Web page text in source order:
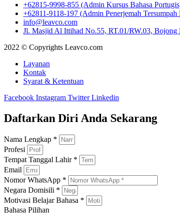
+62815-9998-855 (Admin Kursus Bahasa
+62811-9118-197 (Admin Penerjemah Tersumpah
info@leavco.com
Jl. Masjid Al Ittihad No.55, RT.01/RW.03,
2022 © Copyrights Leavco.com
Layanan
Kontak
Syarat & Ketentuan
Facebook Instagram Twitter Linkedin
Daftarkan Diri Anda Sekarang
Nama Lengkap *
Profesi
Tempat Tanggal Lahir *
Email
Nomor WhatsApp *
Negara Domisili *
Motivasi Belajar Bahasa *
Bahasa Pilihan